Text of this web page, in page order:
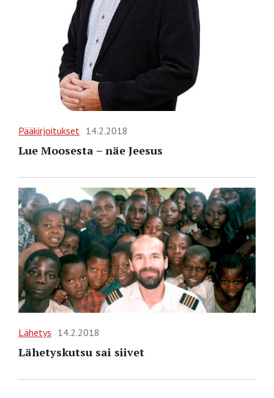
Pääkirjoitukset 14.2.2018
Lue Moosesta – näe Jeesus
Lähetys 14.2.2018
Lähetyskutsu sai siivet